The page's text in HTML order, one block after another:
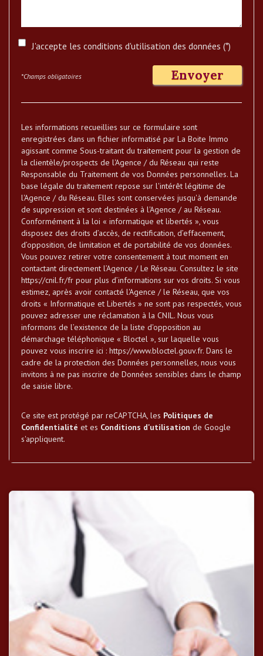
J'accepte les conditions d'utilisation des données (*)
Envoyer
*Champs obligatoires
Les informations recueillies sur ce formulaire sont
enregistrées dans un fichier informatisé par La Boite Immo
agissant comme Sous-traitant du traitement pour la gestion de
la clientèle/prospects de l'Agence / du Réseau qui reste
Responsable du Traitement de vos Données personnelles. La
base légale du traitement repose sur l'intérêt légitime de
l'Agence / du Réseau. Elles sont conservées jusqu'à demande
de suppression et sont destinées à l'Agence / au Réseau.
Conformément à la loi « informatique et libertés », vous
disposez des droits d’accès, de rectification, d’effacement,
d’opposition, de limitation et de portabilité de vos données.
Vous pouvez retirer votre consentement à tout moment en
contactant directement l’Agence / Le Réseau. Consultez le site
https://cnil.fr/fr pour plus d’informations sur vos droits. Si vous
estimez, après avoir contacté l'Agence / le Réseau, que vos
droits « Informatique et Libertés » ne sont pas respectés, vous
pouvez adresser une réclamation à la CNIL. Nous vous
informons de l’existence de la liste d'opposition au
démarchage téléphonique « Bloctel », sur laquelle vous
pouvez vous inscrire ici : https://www.bloctel.gouv.fr. Dans le
cadre de la protection des Données personnelles, nous vous
invitons à ne pas inscrire de Données sensibles dans le champ
de saisie libre.
Ce site est protégé par reCAPTCHA, les Politiques de
Confidentialité et es Conditions d'utilisation de Google
s'appliquent.